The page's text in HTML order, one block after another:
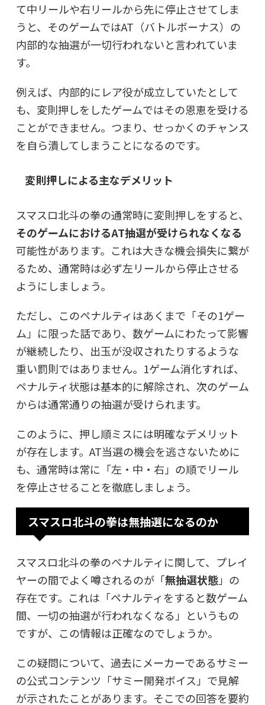
て中リールや右リールから先に停止させてしま
うと、そのゲームではAT（バトルボーナス）の
内部的な抽選が一切行われないと言われていま
す。
例えば、内部的にレア役が成立していたとして
も、変則押しをしたゲームではその恩恵を受ける
ことができません。つまり、せっかくのチャンス
を自ら潰してしまうことになるのです。
変則押しによる主なデメリット
スマスロ北斗の拳の通常時に変則押しをすると、
そのゲームにおけるAT抽選が受けられなくなる
可能性があります。これは大きな機会損失に繋が
るため、通常時は必ず左リールから停止させる
ようにしましょう。
ただし、このペナルティはあくまで「その1ゲー
ム」に限った話であり、数ゲームにわたって影響
が継続したり、出玉が没収されたりするような
重い罰則ではありません。1ゲーム消化すれば、
ペナルティ状態は基本的に解除され、次のゲーム
からは通常通りの抽選が受けられます。
このように、押し順ミスには明確なデメリット
が存在します。AT当選の機会を逃さないために
も、通常時は常に「左・中・右」の順でリール
を停止させることを徹底しましょう。
スマスロ北斗の拳は無抽選になるのか
スマスロ北斗の拳のペナルティに関して、プレイ
ヤーの間でよく噂されるのが「無抽選状態」の
存在です。これは「ペナルティをすると数ゲーム
間、一切の抽選が行われなくなる」というもの
ですが、この情報は正確なのでしょうか。
この疑問について、過去にメーカーであるサミー
の公式コンテンツ「サミー開発ボイス」で見解
が示されたことがあります。そこでの回答を要約